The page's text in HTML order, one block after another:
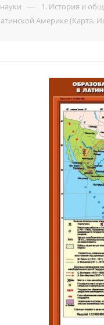
— 1. История и
Америке (Карта.